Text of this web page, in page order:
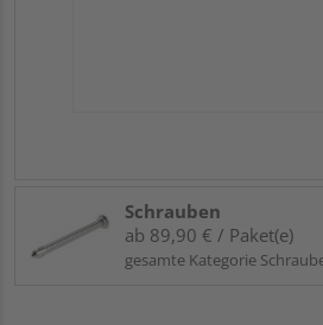
Schrauben
ab 89,90 € / Paket(e)
gesamte Kategorie